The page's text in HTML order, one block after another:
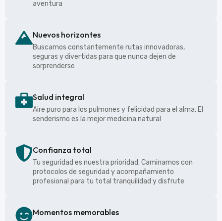
aventura
Nuevos horizontes
Buscamos constantemente rutas innovadoras,
seguras y divertidas para que nunca dejen de
sorprenderse
Salud integral
Aire puro para los pulmones y felicidad para el alma. El
senderismo es la mejor medicina natural
Confianza total
Tu seguridad es nuestra prioridad. Caminamos con
protocolos de seguridad y acompañamiento
profesional para tu total tranquilidad y disfrute
Momentos memorables